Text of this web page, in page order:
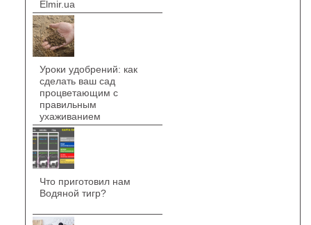
Elmir.ua
Уроки удобрений: как
сделать ваш сад
процветающим с
правильным
ухаживанием
Что приготовил нам
Водяной тигр?